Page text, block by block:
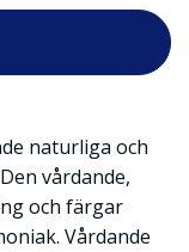
naturliga och
vårdande,
och färgar
Vårdande